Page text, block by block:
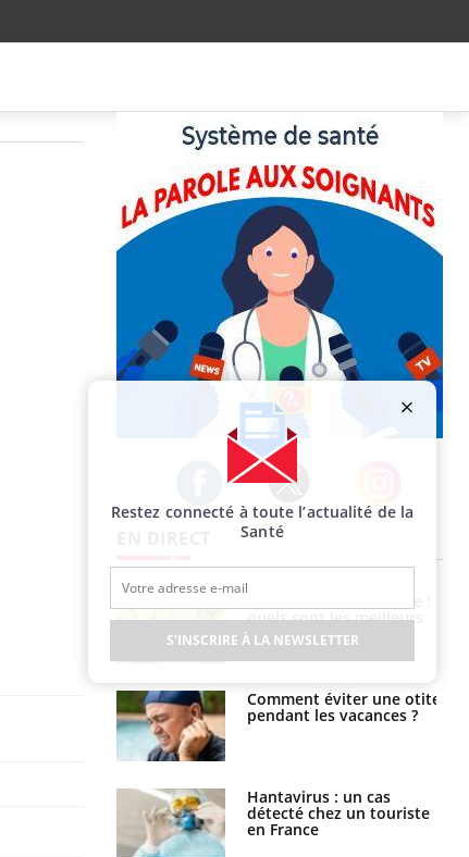
Facebook Twitter Instagram
quels sont les meilleurs
exercices physiques ?
Comment éviter une otite
pendant les vacances ?
Hantavirus : un cas
détecté chez un touriste
en France
rapport s’interroge sur
son taux élevé en France
Grossesse à risque : ce jus
naturel attire l'attention
des chercheurs
Comment oublier les
écrans en vacances ?
Restez connecté à toute l’actualité de la
Santé
S'INSCRIRE À LA NEWSLETTER